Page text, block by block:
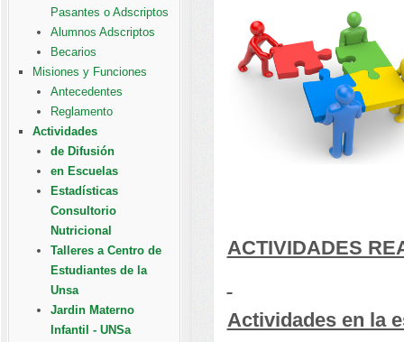
Pasantes o Adscriptos
Alumnos Adscriptos
Becarios
Misiones y Funciones
Antecedentes
Reglamento
Actividades
de Difusión
en Escuelas
Estadísticas
Consultorio
Nutricional
Talleres a Centro de
Estudiantes de la
Unsa
Jardin Materno
Infantil - UNSa
ACTIVIDADES
Actividades en la